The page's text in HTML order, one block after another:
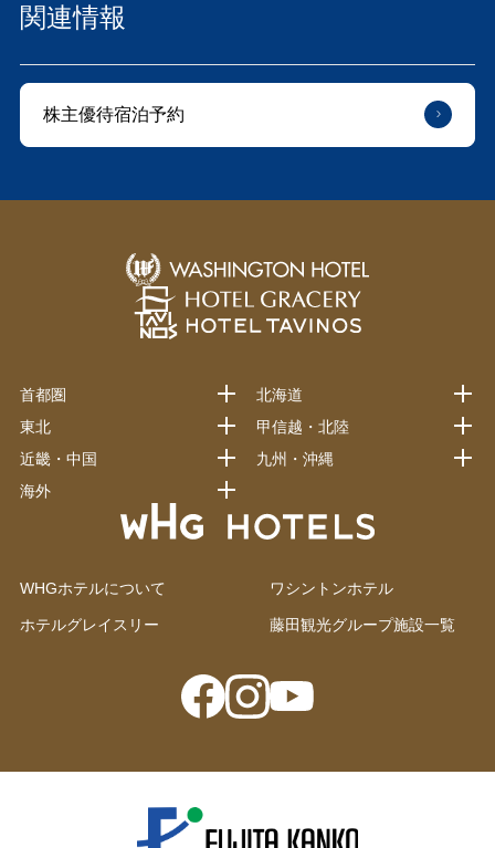
関連情報
株主優待宿泊予約
WHGホテルについて ワシントンホテル
ホテルグレイスリー 藤田観光グループ施設一覧
首都圏
北海道
東北
甲信越・北陸
近畿・中国
九州・沖縄
海外